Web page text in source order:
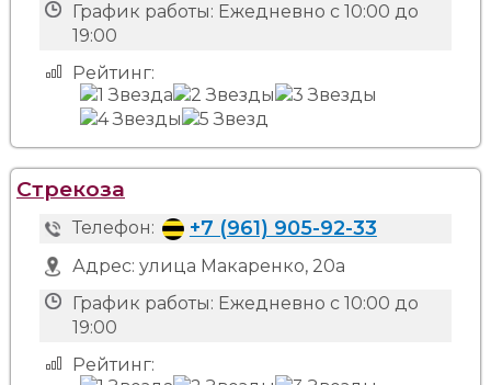
График работы: Ежедневно с 10:00 до
19:00
Рейтинг:
Стрекоза
Телефон: +7 (961) 905-92-33
Адрес: улица Макаренко, 20а
График работы: Ежедневно с 10:00 до
19:00
Рейтинг: